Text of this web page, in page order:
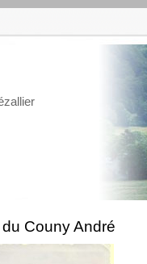
Couny André